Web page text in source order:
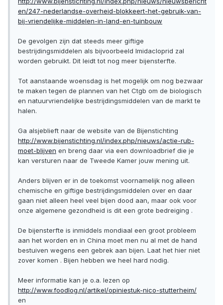
en/247-nederlandse-overheid-blokkeert-het-gebruik-van-
bij-vriendelijke-middelen-in-land-en-tuinbouw
De gevolgen zijn dat steeds meer giftige
bestrijdingsmiddelen als bijvoorbeeld Imidacloprid zal
worden gebruikt. Dit leidt tot nog meer bijensterfte.
Tot aanstaande woensdag is het mogelijk om nog bezwaar
te maken tegen de plannen van het Ctgb om de biologisch
en natuurvriendelijke bestrijdingsmiddelen van de markt te
halen.
Ga alsjeblieft naar de website van de Bijenstichting
http://www.bijenstichting.nl/index.php/nieuws/actie-rub-
moet-blijven en breng daar via een downloadbrief die je
kan versturen naar de Tweede Kamer jouw mening uit.
Anders blijven er in de toekomst voornamelijk nog alleen
chemische en giftige bestrijdingsmiddelen over en daar
gaan niet alleen heel veel bijen dood aan, maar ook voor
onze algemene gezondheid is dit een grote bedreiging .
De bijensterfte is inmiddels mondiaal een groot probleem
aan het worden en in China moet men nu al met de hand
bestuiven wegens een gebrek aan bijen. Laat het hier niet
zover komen . Bijen hebben we heel hard nodig.
Meer informatie kan je o.a. lezen op
http://www.foodlog.nl/artikel/opiniestuk-nico-stutterheim/
en